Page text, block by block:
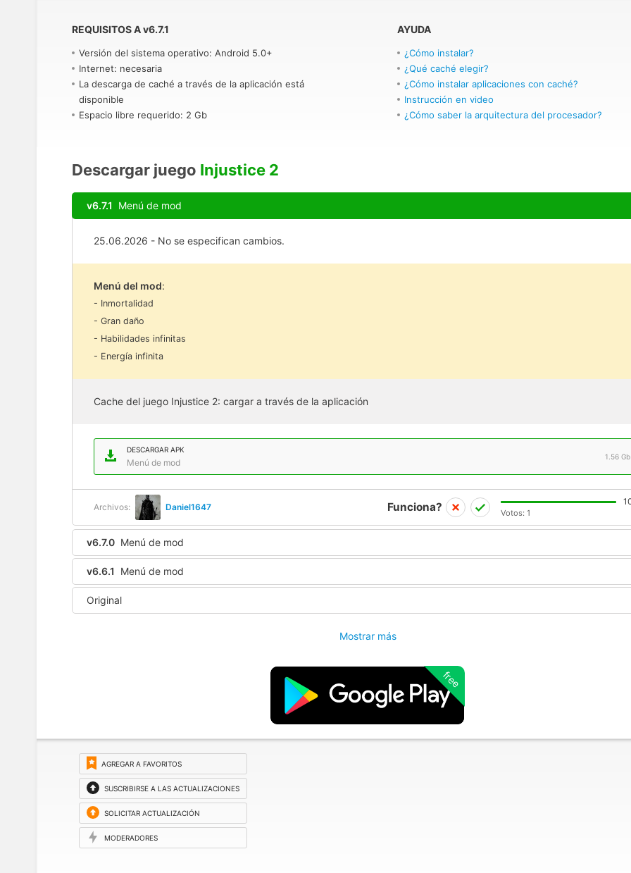
REQUISITOS Av6.7.1
Versión del sistema operativo: Android 5.0+
Internet: necesaria
La descarga de caché a través de la aplicación está
disponible
Espacio libre requerido: 2 Gb
AYUDA
¿Cómo instalar?
¿Qué caché elegir?
¿Cómo instalar aplicaciones con caché?
Instrucción en video
¿Cómo saber la arquitectura del procesador?
Descargar juego Injustice 2
v6.7.1 Menú de mod
25.06.2026 - No se especifican cambios.
Menú del mod:
- Inmortalidad
- Gran daño
- Habilidades infinitas
- Energía infinita
Cache del juego Injustice 2: cargar a través de la aplicación
DESCARGAR APK
Menú de mod
1.56 Gb
Archivos: Daniel1647 Funciona? Votos: 1
v6.7.0 Menú de mod
v6.6.1 Menú de mod
Original
Mostrar más
free
AGREGAR A FAVORITOS
SUSCRIBIRSE A LAS ACTUALIZACIONES
SOLICITAR ACTUALIZACIÓN
MODERADORES